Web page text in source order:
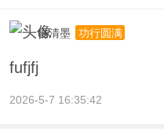
临清墨 功行圆满
fufjfj
2026-5-7 16:35:42